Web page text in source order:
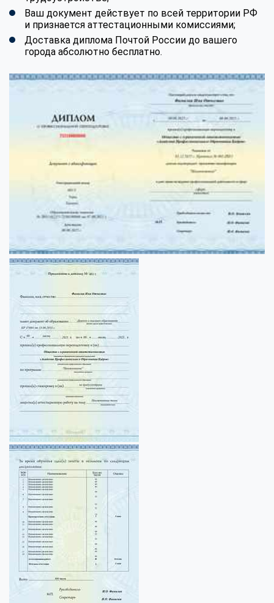
Ваш документ действует по всей территории РФ
и признается аттестационными комиссиями;
Доставка диплома Почтой России до вашего
города абсолютно бесплатно.